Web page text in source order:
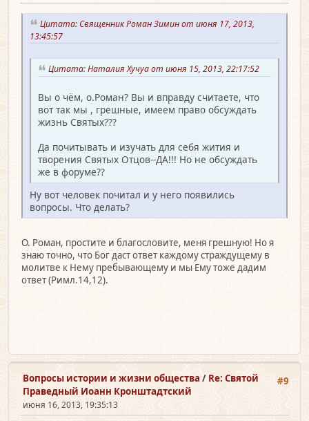
Цитата: Священник Роман Зимин от июня 17, 2013,
13:45:57
Цитата: Наталия Хучуа от июня 15, 2013, 22:17:52
Вы о чём, о.Роман? Вы и вправду считаете, что
вот так мы , грешные, имеем право обсуждать
жизнь Святых???
Да почитывать и изучать для себя жития и
творения Святых Отцов--ДА!!! Но не обсуждать
же в форуме??
Ну вот человек почитал и у него появились
вопросы. Что делать?
О. Роман, простите и благословите, меня грешную! Но я
знаю точно, что Бог даст ответ каждому страждущему в
молитве к Нему пребывающему и мы Ему тоже дадим
ответ (Римл.14,12).
#9
Вопросы истории и жизни общества/ Re: Святой
Праведный Иоанн Кронштадтский
июня 16, 2013, 19:35:13